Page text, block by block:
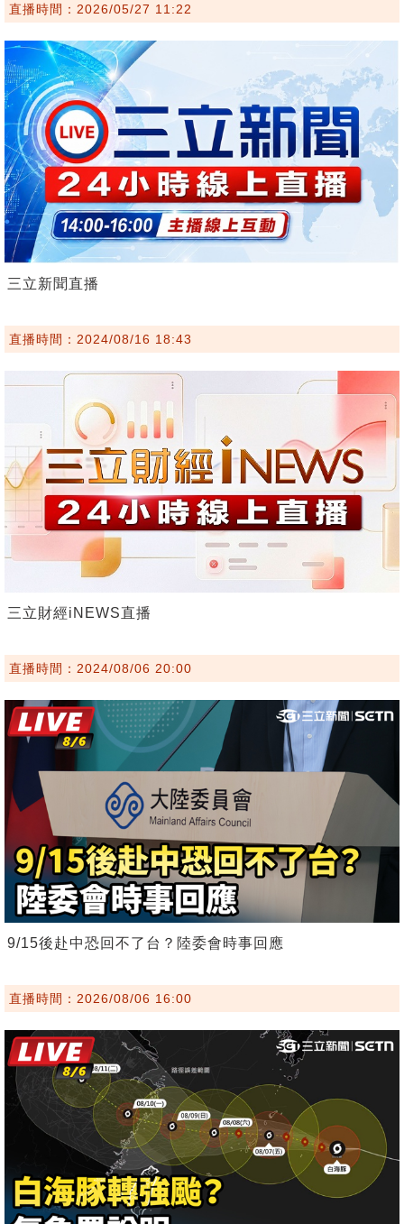
直播時間：2026/05/27 11:22
三立新聞直播
直播時間：2024/08/16 18:43
三立財經iNEWS直播
直播時間：2024/08/06 20:00
9/15後赴中恐回不了台？陸委會時事回應
直播時間：2026/08/06 16:00